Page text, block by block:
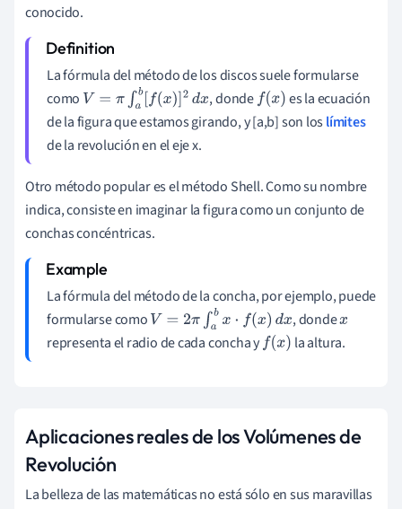
conocido.
La fórmula del método de los discos suele formularse
como V= π∫ab[f(x)]2dx , dondef(x)
es la ecuación
de la figura que estamos girando, y [a,b] son loslímites
de la revolución en el eje x.
Otro método popular es el método Shell. Como su nombre
indica, consiste en imaginar la figura como un conjunto de
conchas concéntricas.
La fórmula del método de la concha, por ejemplo, puede
formularse como V= 2π ∫abx⋅f( x)dx , dondex
representa el radio de cada concha yf(x) la altura.
Aplicaciones reales de los Volúmenes de
Revolución
La belleza de las matemáticas no está sólo en sus maravillas